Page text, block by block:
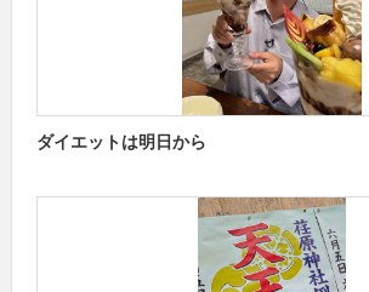
ダイエットは明日から